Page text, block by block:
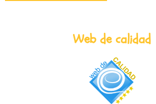
Web de calidad